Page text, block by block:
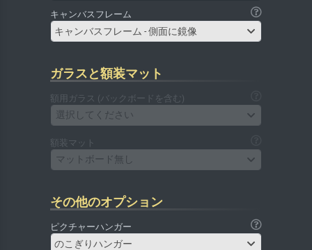
キャンバスフレーム
キャンバスフレーム - 側面に鏡像
ガラスと額装マット
額用ガラス (バックボードを含む)
選択してください
額装マット
マットボード無し
その他のオプション
ピクチャーハンガー
のこぎりハンガー